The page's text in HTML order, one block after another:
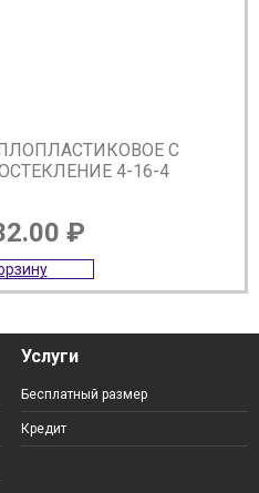
С
4-16-4
₽
Услуги
Бесплатный размер
Кредит